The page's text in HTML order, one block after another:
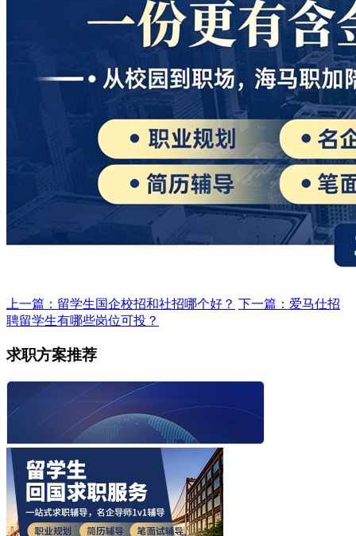
上一篇：留学生国企校招和社招哪个好？ 下一篇：爱马仕招
聘留学生有哪些岗位可投？
求职方案推荐